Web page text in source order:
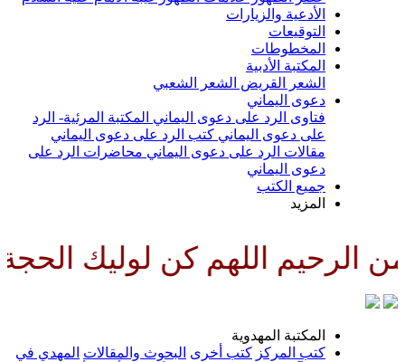
والزيارات
الأدبية
الشعر الشعبي
اليماني
الرد على دعوى اليماني المكتبة المرئية- الرد
دعوى اليماني كتب الرد على دعوى اليماني
الرد على دعوى اليماني محاضرات الرد على
كن لوليك الحجة بن
المهدوية
كتب أخرى البحوث والمقالات المهدي في